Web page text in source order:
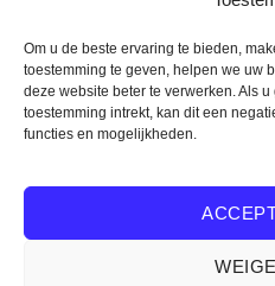
Om u de beste ervaring te bieden,
toestemming te geven, helpen we uw
deze website beter te verwerken. Als
toestemming intrekt, kan dit een
functies en mogelijkheden.
OPTIES SELECTEREN
Dit
product
Copyright 2026 ©
Wettelijke vermeldingen/